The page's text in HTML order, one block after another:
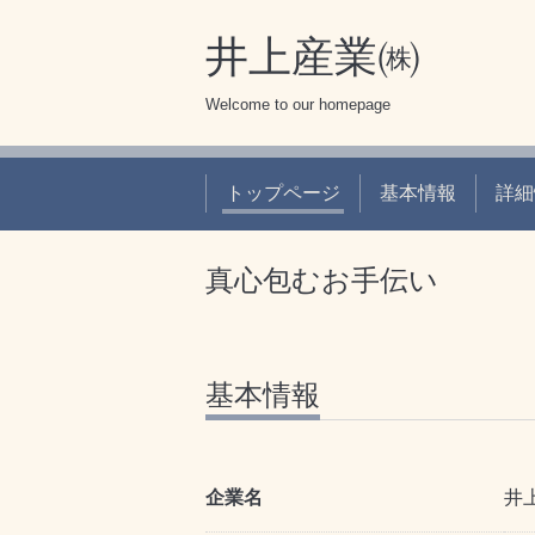
井上産業㈱
Welcome to our homepage
トップページ 基本情報 詳
真心包むお手伝い
基本情報
企業名 井